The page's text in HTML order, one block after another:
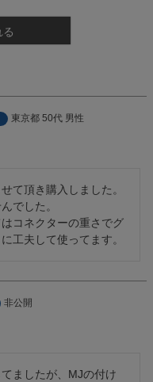
る
東京都 50代 男性
て頂き購入しました。
でした。
コネクターの重さでグ
工夫して使ってます。
非公開
ましたが、MJの付け